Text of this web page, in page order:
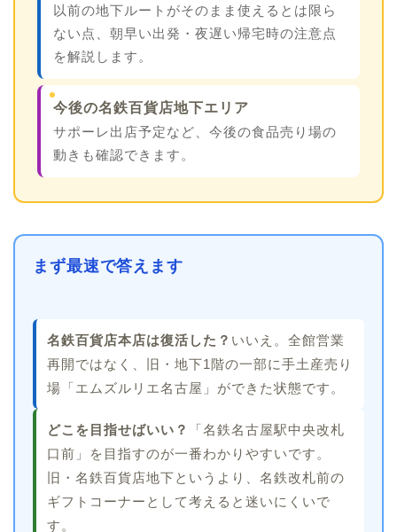
以前の地下ルートがそのまま使えるとは限ら
ない点、朝早い出発・夜遅い帰宅時の注意点
を解説します。
今後の名鉄百貨店地下エリア
サポーレ出店予定など、今後の食品売り場の
動きも確認できます。
まず最速で答えます
名鉄百貨店本店は復活した？ いいえ。全館営業
再開ではなく、旧・地下1階の一部に手土産売り
場「エムズルリエ名古屋」ができた状態です。
どこを目指せばいい？
「名鉄名古屋駅中央改札
口前」を目指すのが一番わかりやすいです。
旧・名鉄百貨店地下というより、名鉄改札前の
ギフトコーナーとして考えると迷いにくいで
す。